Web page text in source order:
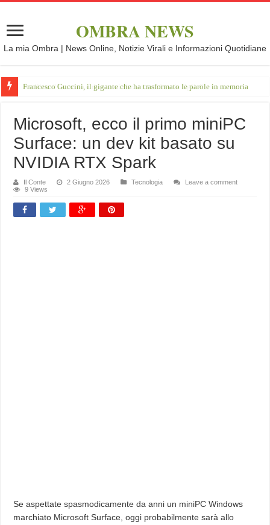
OMBRA NEWS
La mia Ombra | News Online, Notizie Virali e Informazioni Quotidiane
Francesco Guccini, il gigante che ha trasformato le parole in memoria
Microsoft, ecco il primo miniPC
Surface: un dev kit basato su
NVIDIA RTX Spark
Il Conte 2 Giugno 2026 Tecnologia
Leave a comment
9 Views
Se aspettate spasmodicamente da anni un miniPC Windows
marchiato Microsoft Surface, oggi probabilmente sarà allo